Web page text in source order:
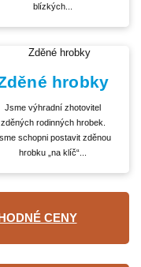
blízkých...
hrobky
Jsme výhradní zhotovitel
zděných rodinných hrobek.
schopni postavit zděnou
hrobku „na klíč“...
CENY